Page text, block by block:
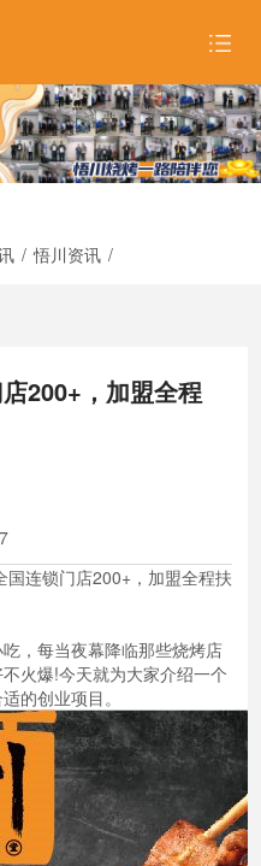

/ 悟川资讯 /
200+，加盟全程
连锁门店200+，加盟全程扶
，每当夜幕降临那些烧烤店
火爆!今天就为大家介绍一个
的创业项目。